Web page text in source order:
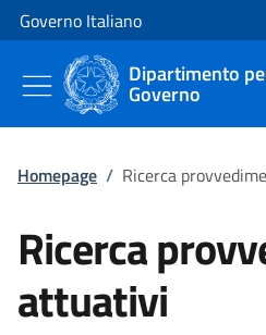
Vai al contenuto
Vai alla navigazione del sito
Governo Italiano
Dipartimento
Governo
Homepage / Ricerca
Ricerca
attuativi